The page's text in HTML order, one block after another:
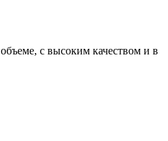
с высоким качеством и в